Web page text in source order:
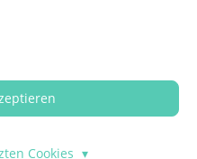
umgesetzt mit
Cookies